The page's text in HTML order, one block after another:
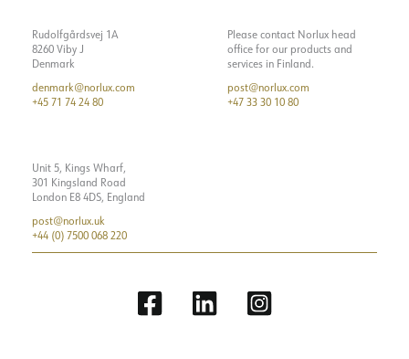
Rudolfgårdsvej 1A
8260 Viby J
Denmark
denmark@norlux.com
+45 71 74 24 80
Please contact Norlux head
office for our products and
services in Finland.
post@norlux.com
+47 33 30 10 80
Unit 5, Kings Wharf,
301 Kingsland Road
London E8 4DS, England
post@norlux.uk
+44 (0) 7500 068 220